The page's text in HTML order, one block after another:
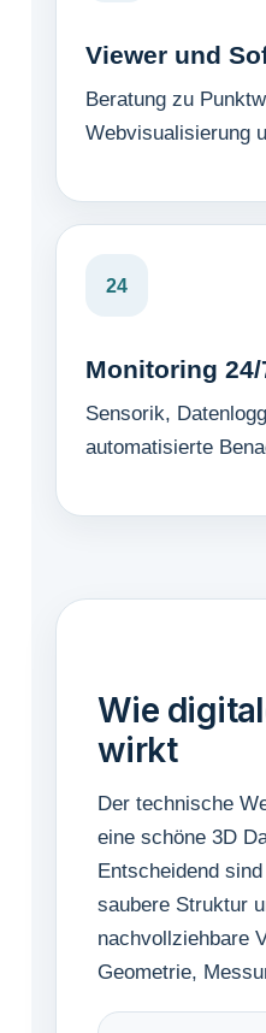
Viewer und
Beratung zu
Webvisualisierung
24
Monitoring 24/
Sensorik,
automatisierte
Wie
wirkt
Der technische
eine schöne 3D
Entscheidend
saubere Struktur
nachvollziehbare
Geometrie,